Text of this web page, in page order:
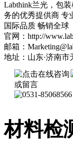
Labthink兰光，包
务的优秀提供商 专
国际品质 畅销全球
官网：http://
邮箱：
地址：山东·济南市
材料检